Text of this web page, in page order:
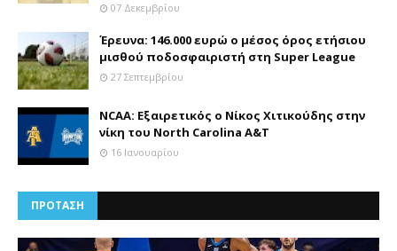
07 Δεκεμβρίου
Έρευνα: 146.000 ευρώ ο μέσος όρος ετήσιου
μισθού ποδοσφαιριστή στη Super League
27 Σεπτεμβρίου
NCAA: Εξαιρετικός ο Νίκος Χιτικούδης στην
νίκη του North Carolina A&Τ
16 Ιανουαρίου
ΠΡΟΤΑΣΗ